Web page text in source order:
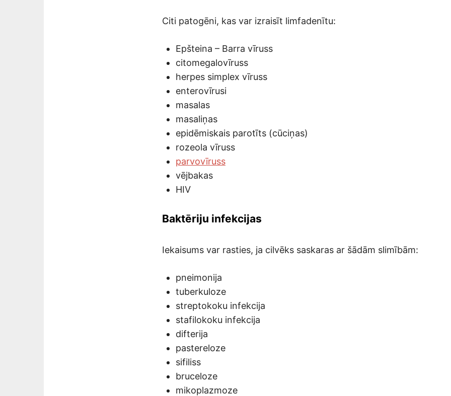
Citi patogēni, kas var izraisīt limfadenītu:
Epšteina – Barra vīruss
citomegalovīruss
herpes simplex vīruss
enterovīrusi
masalas
masaliņas
epidēmiskais parotīts (cūciņas)
rozeola vīruss
parvovīruss
vējbakas
HIV
Baktēriju infekcijas
Iekaisums var rasties, ja cilvēks saskaras ar šādām slimībām:
pneimonija
tuberkuloze
streptokoku infekcija
stafilokoku infekcija
difterija
pastereloze
sifiliss
bruceloze
mikoplazmoze